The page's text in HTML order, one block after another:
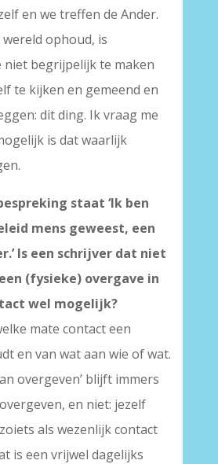
en we treffen de Ander.
ophoud, is
niet begrijpelijk te maken
te kijken en gemeend en
dit ding. Ik vraag me
is dat waarlijk
staat ‘Ik ben
mens geweest, een
Is een schrijver dat niet
(fysieke) overgave in
wel mogelijk?
mate contact een
en van wat aan wie of wat.
overgeven’ blijft immers
en niet: jezelf
als wezenlijk contact
is een vrijwel dagelijks